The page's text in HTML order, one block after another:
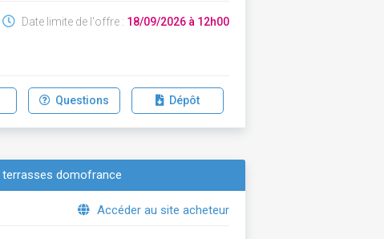
Date limite de l'offre : 18/09/2026 à 12h00
Questions Dépôt
domofrance
Accéder au site acheteur